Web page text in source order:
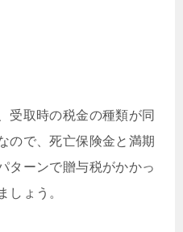
受取時の税金の種類が同
ので、死亡保険金と満期
ターンで贈与税がかかっ
しょう。